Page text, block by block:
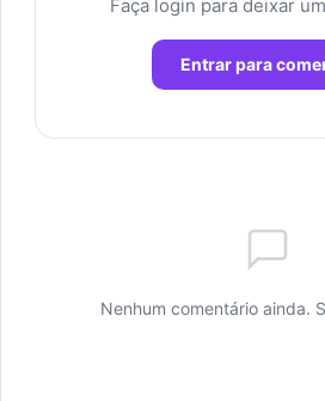
Faça login para deixar
Entrar para
Nenhum comentário ainda.